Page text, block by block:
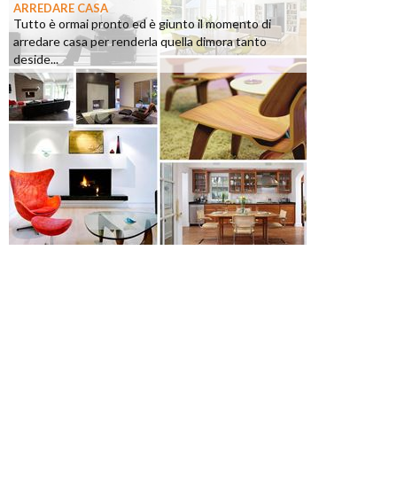
ARREDARE CASA
Tutto è ormai pronto ed è giunto il momento di
arredare casa per renderla quella dimora tanto
deside...